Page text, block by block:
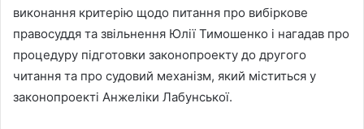
виконання критерію щодо питання про вибіркове
правосуддя та звільнення Юлії Тимошенко і нагадав про
процедуру підготовки законопроекту до другого
читання та про судовий механізм, який міститься у
законопроекті Анжеліки Лабунської.